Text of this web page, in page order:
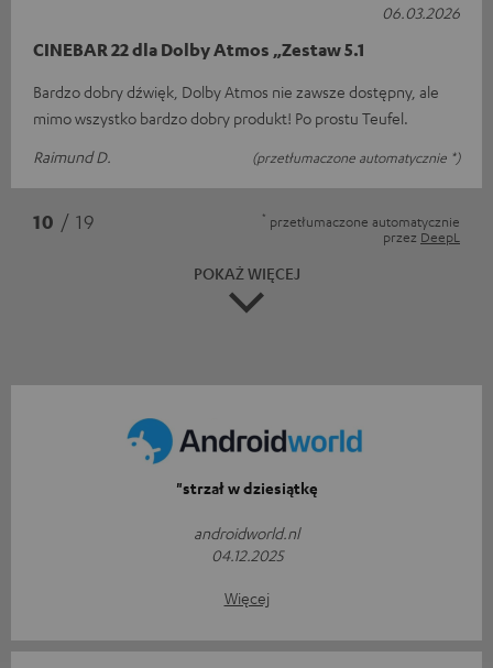
CINEBAR 22 dla Dolby Atmos „Zestaw 5.1
Bardzo dobry dźwięk, Dolby Atmos nie zawsze dostępny, ale
mimo wszystko bardzo dobry produkt! Po prostu Teufel.
Raimund D.
(przetłumaczone automatycznie *)
06.03.2026
10 / 19 * przetłumaczone automatycznie
przez DeepL
POKAŻ WIĘCEJ
"strzał w dziesiątkę
androidworld.nl
04.12.2025
Więcej